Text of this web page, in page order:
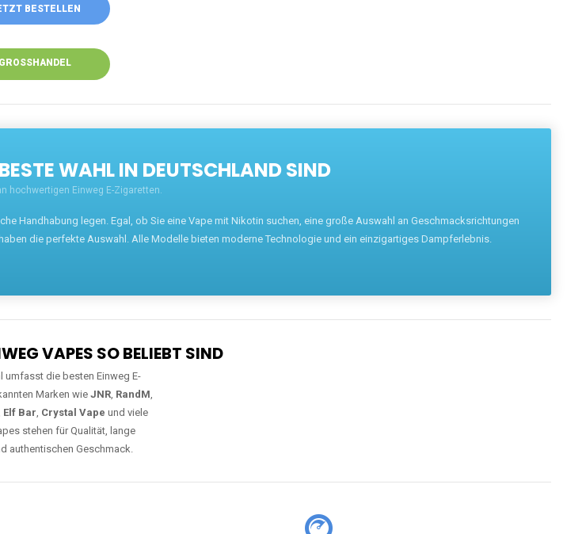
BESTELLEN
GROSSHANDEL
WAHL IN DEUTSCHLAND SIND
hochwertigen Einweg E-Zigaretten.
Handhabung legen. Egal, ob Sie eine Vape mit Nikotin suchen, eine große Auswahl an Geschmacksrichtungen
die perfekte Auswahl. Alle Modelle bieten moderne Technologie und ein einzigartiges Dampferlebnis.
VAPES SO BELIEBT SIND
umfasst die besten Einweg E-
Marken wie JNR, RandM,
Elf Bar, Crystal Vape und viele
stehen für Qualität, lange
authentischen Geschmack.